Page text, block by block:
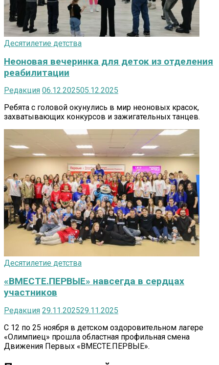
Десятилетие детства
Неоновая вечеринка для деток из отделения
реабилитации
Редакция 06.12.202505.12.2025
Ребята с головой окунулись в мир неоновых красок,
захватывающих конкурсов и зажигательных танцев.
Десятилетие детства
«ВМЕСТЕ.ПЕРВЫЕ» навсегда в сердцах
участников
Редакция 29.11.202529.11.2025
С 12 по 25 ноября в детском оздоровительном лагере
«Олимпиец» прошла областная профильная смена
Движения Первых «ВМЕСТЕ.ПЕРВЫЕ».